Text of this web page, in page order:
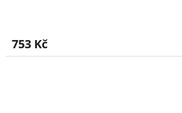
753 Kč